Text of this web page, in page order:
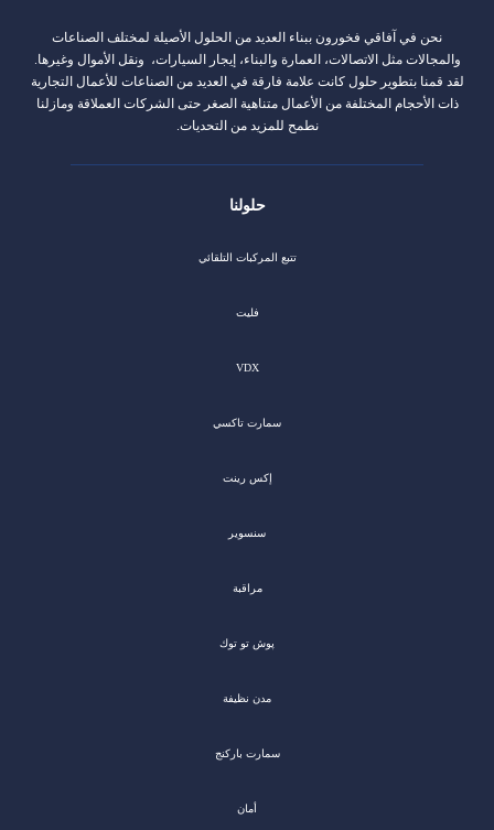
نحن في آفاقي فخورون ببناء العديد من الحلول الأصيلة لمختلف الصناعات
والمجالات مثل الاتصالات، العمارة والبناء، إيجار السيارات، ونقل الأموال وغيرها.
لقد قمنا بتطوير حلول كانت علامة فارقة في العديد من الصناعات للأعمال التجارية
ذات الأحجام المختلفة من الأعمال متناهية الصغر حتى الشركات العملاقة ومازلنا
نطمح للمزيد من التحديات.
حلولنا
تتبع المركبات التلقائي
فليت
VDX
سمارت تاكسي
إكس رينت
سنسوير
مراقبة
پوش تو توك
مدن نظيفة
سمارت باركنج
أمان